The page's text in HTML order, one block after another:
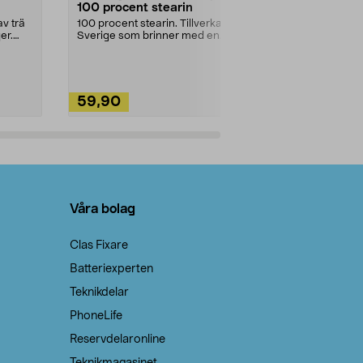
trä
100 procent stearin
100 procent stearin. Tillverkade i
Sverige som brinner med en
59,90
Våra bolag
Clas Fixare
Batteriexperten
Teknikdelar
PhoneLife
Reservdelaronline